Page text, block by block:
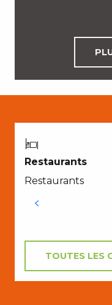
Restaurants
Restaurants
TOUTES LES